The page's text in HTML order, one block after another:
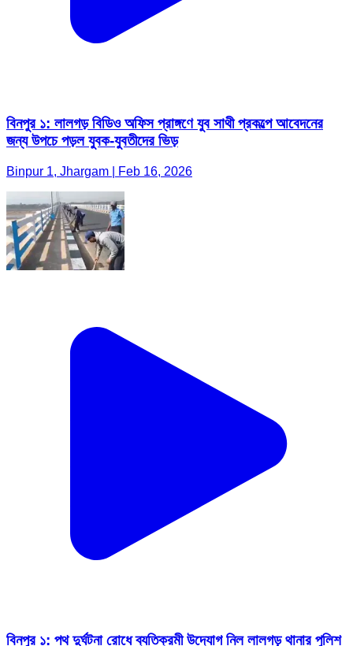
বিনপুর ১: লালগড় বিডিও অফিস প্রাঙ্গণে যুব সাথী প্রকল্পে আবেদনের
জন্য উপচে পড়ল যুবক-যুবতীদের ভিড়
Binpur 1, Jhargam | Feb 16, 2026
বিনপুর ১: পথ দুর্ঘটনা রোধে ব্যতিক্রমী উদ্যোগ নিল লালগড় থানার পুলিশ